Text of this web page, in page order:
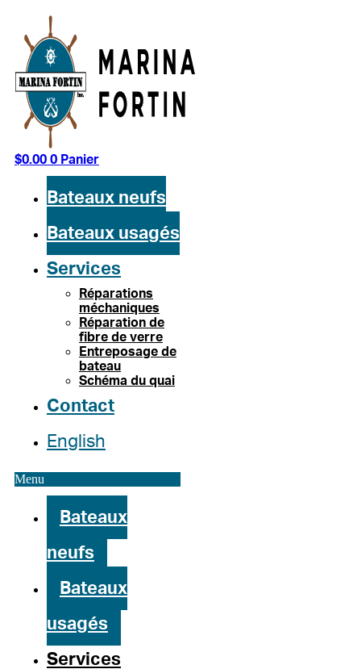
contenu
$0.00 0 Panier
Bateaux neufs
Bateaux usagés
Services
Réparations
méchaniques
Réparation de
fibre de verre
Entreposage de
bateau
Schéma du quai
Contact
English
Menu
Bateaux
neufs
Bateaux
usagés
Services